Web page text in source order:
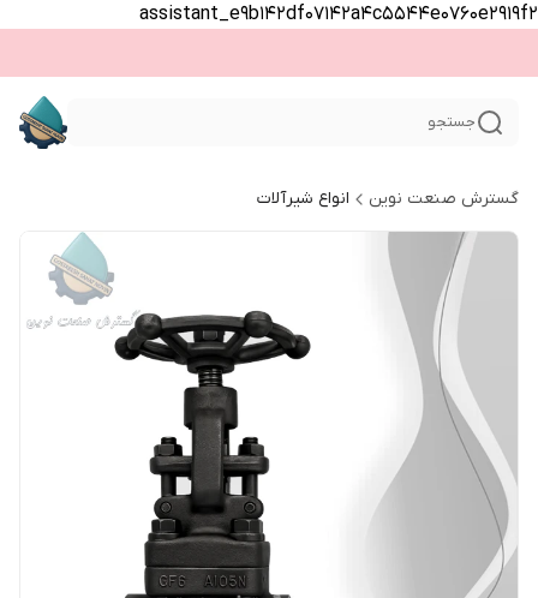
assistant_e9b142df07142a4c5544e0760e2919f2
جستجو
گسترش صنعت نوین انواع شیرآلات